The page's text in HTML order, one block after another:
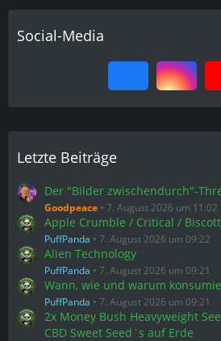
Social-Media
Letzte Beiträge
Der "Bilder zwischendurch"-
Goodpeace 7. August 2026 um 11:02
Apple Crumble / Critical /
PuffPanda 7. August 2026 um 09:22
Alien Technology
PuffPanda 7. August 2026 um 09:21
Wann, wie und warum
PuffPanda 7. August 2026 um 09:21
2x Money Bush Heavyweight
CBD Sweet Seed`s auf Erde